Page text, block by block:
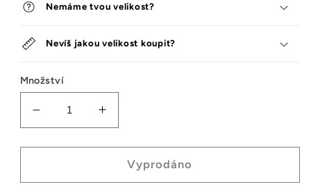
Nemáme tvou velikost?
Nevíš jakou velikost koupit?
Množství
Snížit
množství
tenisek
Air
Zvýšit
množství
tenisek
Nike
Air
Vyprodáno